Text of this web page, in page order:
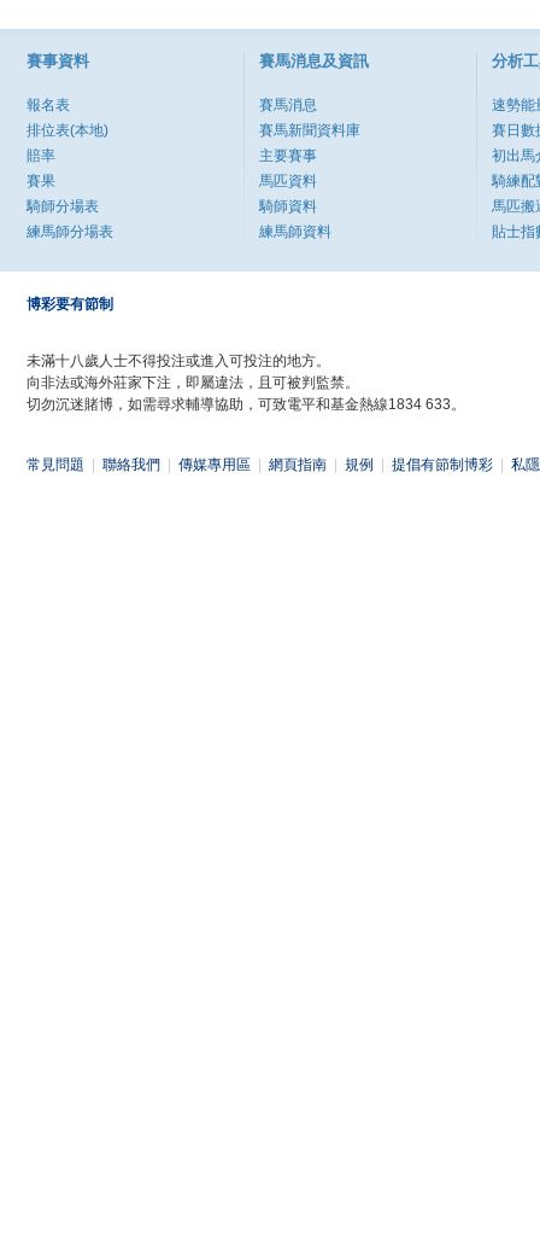
賽事資料
報名表
排位表(本地)
賠率
賽果
騎師分場表
練馬師分場表
賽馬消息及資訊
賽馬消息
賽馬新聞資料庫
主要賽事
馬匹資料
騎師資料
練馬師資料
分析
速勢能
賽日數
初出馬
騎練配
馬匹搬
貼士指
博彩要有節制
未滿十八歲人士不得投注或進入可投注的地方。
向非法或海外莊家下注，即屬違法，且可被判監禁。
切勿沉迷賭博，如需尋求輔導協助，可致電平和基金熱線1834 633。
常見問題 聯絡我們 傳媒專用區 網頁指南 規例 提倡有節制博彩 私